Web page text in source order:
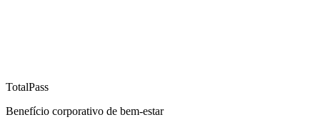
TotalPass
Benefício corporativo de bem-estar